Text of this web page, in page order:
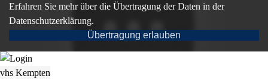
Erfahren Sie mehr über die Übertragung der Daten in der
Datenschutzerklärung.
Übertragung erlauben
vhs Kempten